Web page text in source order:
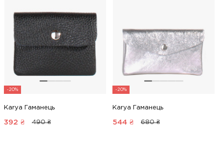
-20%
Karya Гаманець
392 ₴ 490 ₴
-20%
Karya Гаманець
544 ₴ 680 ₴